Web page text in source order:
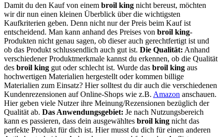
Damit du den Kauf von einem broil king nicht bereust, möchten
wir dir nun einen kleinen Überblick über die wichtigsten
Kaufkriterien geben. Denn nicht nur der Preis beim Kauf ist
entscheidend. Man kann anhand des Preises von broil king-
Produkten nicht genau sagen, ob dieser auch gerechtfertigt ist und
ob das Produkt schlussendlich auch gut ist. Die Qualität: Anhand
verschiedener Produktmerkmale kannst du erkennen, ob die Qualität
des broil king gut oder schlecht ist. Wurde das broil king aus
hochwertigen Materialien hergestellt oder kommen billige
Materialien zum Einsatz? Hier solltest du dir auch die verschiedenen
Kundenrezensionen auf Online-Shops wie z.B. Amazon anschauen.
Hier geben viele Nutzer ihre Meinung/Rezensionen bezüglich der
Qualität ab. Das Anwendungsgebiet: Je nach Nutzungsbereich
kann es passieren, dass dein ausgewähltes broil king nicht das
perfekte Produkt für dich ist. Hier musst du dich für einen anderen